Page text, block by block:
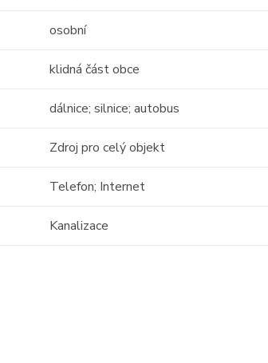
osobní
klidná část obce
dálnice; silnice; autobus
Zdroj pro celý objekt
Telefon; Internet
Kanalizace
01